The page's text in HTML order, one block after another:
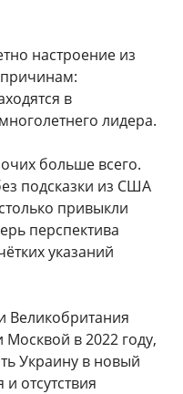
настроение из
в
лидера.
больше всего.
подсказки из США
привыкли
перспектива
указаний
Великобритания
в 2022 году,
Украину в новый
отсутствия